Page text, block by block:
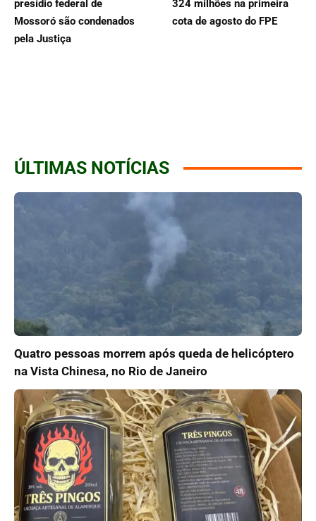
presídio federal de
Mossoró são condenados
pela Justiça
324 milhões na primeira
cota de agosto do FPE
ÚLTIMAS NOTÍCIAS
Quatro pessoas morrem após queda de helicóptero
na Vista Chinesa, no Rio de Janeiro